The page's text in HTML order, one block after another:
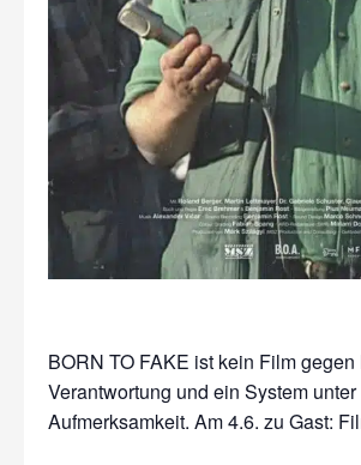
BORN TO FAKE ist kein Film
Verantwortung und ein System
Aufmerksamkeit. Am 4.6. zu Gast: